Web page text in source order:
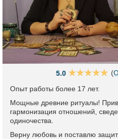
5.0 (
Опыт работы более 17 лет.
Мощные древние ритуалы!
гармонизация отношений,
одиночества.
Верну любовь и поставлю